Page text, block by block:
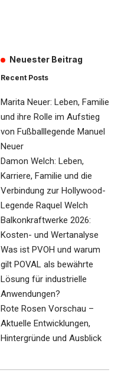
Neuester Beitrag
Recent Posts
Marita Neuer: Leben, Familie
und ihre Rolle im Aufstieg
von Fußballlegende Manuel
Neuer
Damon Welch: Leben,
Karriere, Familie und die
Verbindung zur Hollywood-
Legende Raquel Welch
Balkonkraftwerke 2026:
Kosten- und Wertanalyse
Was ist PVOH und warum
gilt POVAL als bewährte
Lösung für industrielle
Anwendungen?
Rote Rosen Vorschau –
Aktuelle Entwicklungen,
Hintergründe und Ausblick